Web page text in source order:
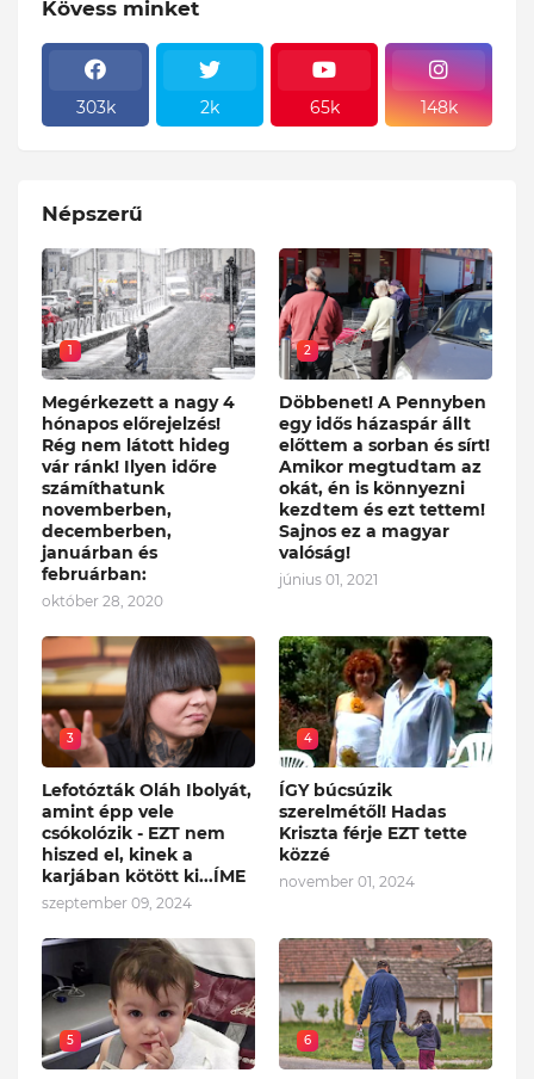
Kövess minket
303k 2k 65k 148k
Népszerű
1
Megérkezett a nagy 4
hónapos előrejelzés!
Rég nem látott hideg
vár ránk! Ilyen időre
számíthatunk
novemberben,
decemberben,
januárban és
februárban:
október 28, 2020
2
Döbbenet! A Pennyben
egy idős házaspár állt
előttem a sorban és sírt!
Amikor megtudtam az
okát, én is könnyezni
kezdtem és ezt tettem!
Sajnos ez a magyar
valóság!
június 01, 2021
3
Lefotózták Oláh Ibolyát,
amint épp vele
csókolózik - EZT nem
hiszed el, kinek a
karjában kötött ki...ÍME
szeptember 09, 2024
4
ÍGY búcsúzik
szerelmétől! Hadas
Kriszta férje EZT tette
közzé
november 01, 2024
5 6